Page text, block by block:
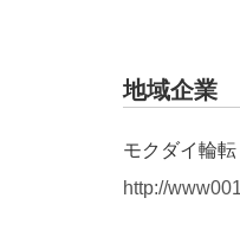
地域企業
モクダイ輪転
http://